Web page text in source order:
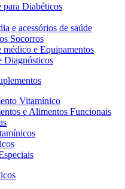
para Diabéticos
e acessórios de saúde
Socorros
médico e Equipamentos
Diagnósticos
Vitamínico
e Alimentos Funcionais